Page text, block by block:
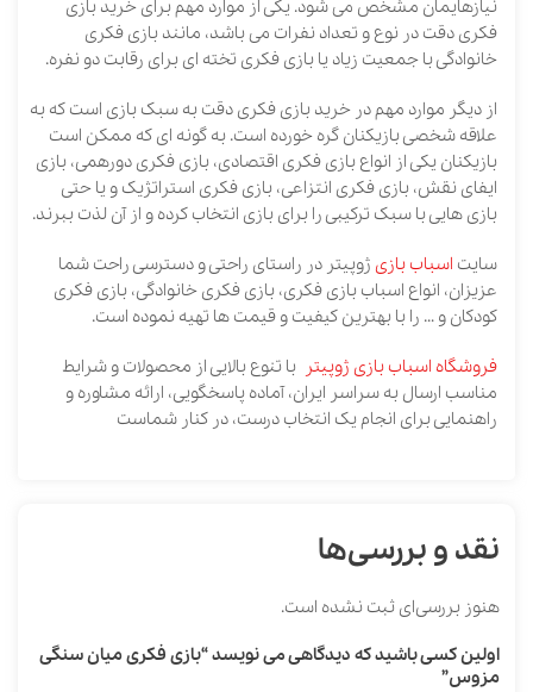
نیازهایمان مشخص می شود. یکی از موارد مهم برای خرید بازی
فکری دقت در نوع و تعداد نفرات می باشد، مانند بازی فکری
خانوادگی با جمعیت زیاد یا بازی فکری تخته ای برای رقابت دو نفره.
از ‌دیگر ‌موارد ‌مهم ‌در ‌خرید ‌بازی ‌فکری ‌دقت ‌به ‌سبک ‌بازی ‌است ‌که ‌به
‌علاقه ‌شخصی ‌بازیکنان‌ ‌گره ‌خورده ‌است‌. به گونه ای که ممکن است
بازیکنان یکی از انواع بازی فکری اقتصادی، بازی فکری دورهمی، بازی
ایفای نقش، بازی فکری انتزاعی، بازی فکری استراتژیک و یا حتی
بازی هایی با سبک ترکیبی را برای بازی انتخاب کرده و از آن لذت ببرند.
سایت اسباب بازی ژوپیتر در راستای راحتی و دسترسی راحت شما
عزیزان، انواع اسباب بازی فکری، بازی فکری خانوادگی، بازی فکری
کودکان و … را با بهترین کیفیت و قیمت ها تهیه نموده است.
فروشگاه اسباب بازی ژوپیتر با تنوع بالایی از محصولات و شرایط
مناسب ارسال به سراسر ایران، آماده پاسخگویی، ارائه مشاوره و
راهنمایی برای انجام یک انتخاب درست، در کنار شماست
نقد و بررسی‌ها
هنوز بررسی‌ای ثبت نشده است.
اولین کسی باشید که دیدگاهی می نویسد “بازی فکری میان سنگی
مزوس”